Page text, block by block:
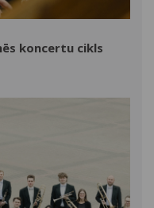
koncertu cikls